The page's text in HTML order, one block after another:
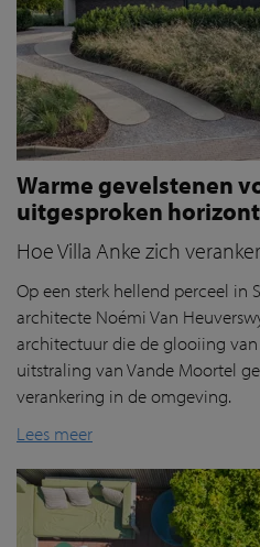
Warme gevelstenen
uitgesproken
Hoe Villa Anke zich
Op een sterk hellend perceel in
architecte Noémi Van
architectuur die de glooiing
uitstraling van Vande Moortel
verankering in de omgeving.
Lees meer